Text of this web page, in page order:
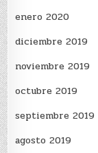
enero 2020
diciembre 2019
noviembre 2019
octubre 2019
septiembre 2019
agosto 2019